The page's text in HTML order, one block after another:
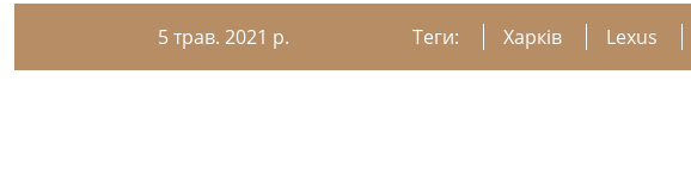
5 трав. 2021 р. Теги: Харків Lexus